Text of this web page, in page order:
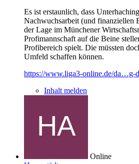
Es ist erstaunlich, dass
Nachwuchsarbeit (und finanziellen
der Lage im Münchener
Profimannschaft auf die Beine
Profibereich spielt. Die müssten
Umfeld schaffen können.
https://www.liga3-online.de/da…g-
Inhalt melden
Online